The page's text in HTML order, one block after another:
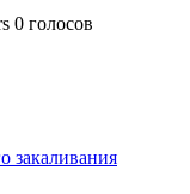
0 голосов
закаливания